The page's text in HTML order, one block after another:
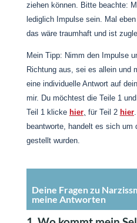
ziehen können. Bitte beachte:
lediglich Impulse sein. Mal
das wäre traumhaft und ist
Mein Tipp: Nimm den Impulse
Richtung aus, sei es allein und
eine individuelle Antwort auf
mir. Du möchtest die Teile 1
Teil 1 klicke hier, für Teil 2 hier
beantworte, handelt es sich um
gestellt wurden.
Deine Fragen zu
meine Antworten